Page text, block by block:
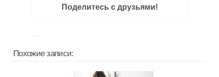
Поделитесь с друзьями!
Похожие записи: